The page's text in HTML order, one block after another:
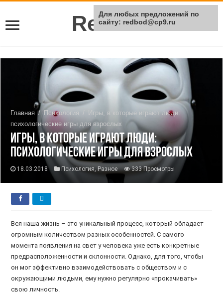
Rei Red
Главная / Психология /
Игры, в которые играют люди:
психологические игры для взрослых
Игры, в которые играют люди:
психологические игры для взрослых
18.03.2018 Психология,Разное 333 Просмотры
Вся наша жизнь – это уникальный процесс, который обладает
огромным количеством разных особенностей. С самого
момента появления на свет у человека уже есть конкретные
предрасположенности и склонности. Однако, для того, чтобы
он мог эффективно взаимодействовать с обществом и с
окружающими людьми, ему нужно регулярно «прокачивать»
свою личность.
Для любых предложений по
сайту: redbod@cp9.ru